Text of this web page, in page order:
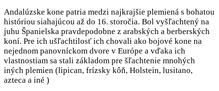
Andalúzske kone patria medzi najkrajšie plemiená s bohatou
históriou siahajúcou až do 16. storočia. Bol vyšľachtený na
juhu Španielska pravdepodobne z arabských a berberských
koní. Pre ich ušľachtilosť ich chovali ako bojové kone na
nejednom panovníckom dvore v Európe a vďaka ich
vlastnostiam sa stali základom pre šľachtenie mnohých
iných plemien (lipican, frízsky kôň, Holstein, lusitano,
azteca a iné )